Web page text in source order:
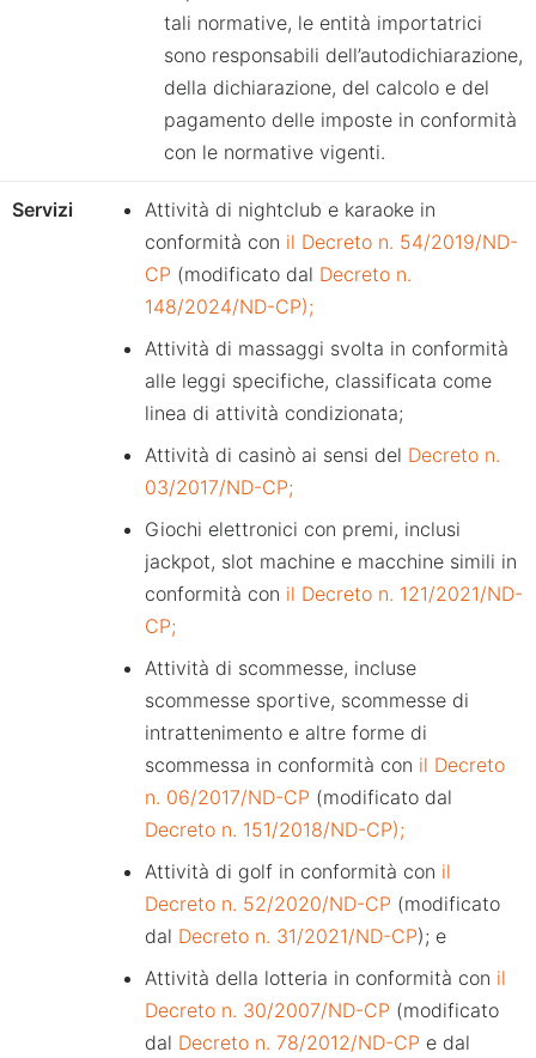
tali normative, le entità importatrici
sono responsabili dell’autodichiarazione,
della dichiarazione, del calcolo e del
pagamento delle imposte in conformità
con le normative vigenti.
Servizi
Attività di nightclub e karaoke in
conformità con il Decreto n. 54/2019/ND-
CP (modificato dal Decreto n.
148/2024/ND-CP);
Attività di massaggi svolta in conformità
alle leggi specifiche, classificata come
linea di attività condizionata;
Attività di casinò ai sensi del Decreto n.
03/2017/ND-CP;
Giochi elettronici con premi, inclusi
jackpot, slot machine e macchine simili in
conformità con il Decreto n. 121/2021/ND-
CP;
Attività di scommesse, incluse
scommesse sportive, scommesse di
intrattenimento e altre forme di
scommessa in conformità con il Decreto
n. 06/2017/ND-CP (modificato dal
Decreto n. 151/2018/ND-CP);
Attività di golf in conformità con il
Decreto n. 52/2020/ND-CP (modificato
dal Decreto n. 31/2021/ND-CP); e
Attività della lotteria in conformità con il
Decreto n. 30/2007/ND-CP (modificato
dal Decreto n. 78/2012/ND-CP e dal